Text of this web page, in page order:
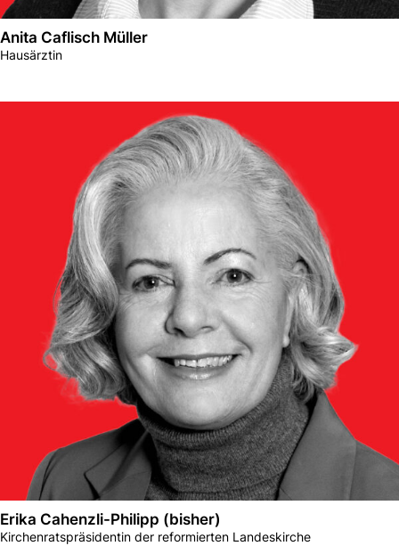
Anita Caflisch Müller
Hausärztin
Erika Cahenzli-Philipp (bisher)
Kirchenratspräsidentin der reformierten Landeskirche